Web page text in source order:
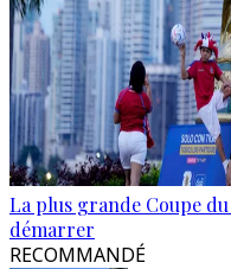
La plus grande Coupe
démarrer
RECOMMANDÉ